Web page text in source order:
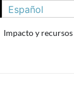
Español
Impacto y recursos